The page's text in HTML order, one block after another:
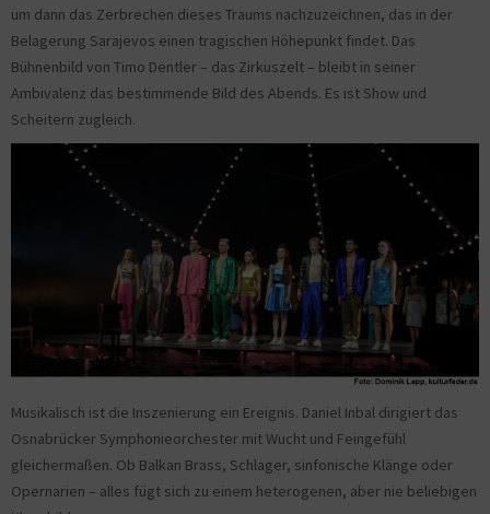
um dann das Zerbrechen dieses Traums nachzuzeichnen, das in der
Belagerung Sarajevos einen tragischen Höhepunkt findet. Das
Bühnenbild von Timo Dentler – das Zirkuszelt – bleibt in seiner
Ambivalenz das bestimmende Bild des Abends. Es ist Show und
Scheitern zugleich.
Musikalisch ist die Inszenierung ein Ereignis. Daniel Inbal dirigiert das
Osnabrücker Symphonieorchester mit Wucht und Feingefühl
gleichermaßen. Ob Balkan Brass, Schlager, sinfonische Klänge oder
Opernarien – alles fügt sich zu einem heterogenen, aber nie beliebigen